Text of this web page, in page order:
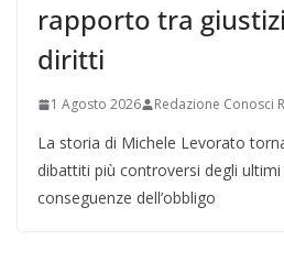
rapporto tra
diritti
1 Agosto 2026 Redazione Conosci
La storia di Michele Levorato
dibattiti più controversi degli ultimi
conseguenze dell’obbligo